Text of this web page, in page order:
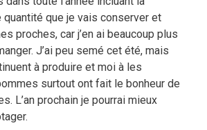
quantité que je vais conserver et
proches, car j’en ai beaucoup plus
J’ai peu semé cet été, mais
à produire et moi à les
surtout ont fait le bonheur de
L’an prochain je pourrai mieux